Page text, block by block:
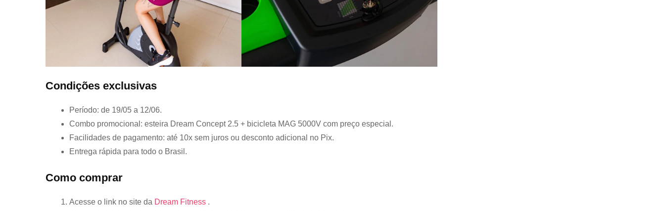
Condições exclusivas
Período: de 19/05 a 12/06.
Combo promocional: esteira Dream Concept 2.5 + bicicleta MAG 5000V com preço especial.
Facilidades de pagamento: até 10x sem juros ou desconto adicional no Pix.
Entrega rápida para todo o Brasil.
Como comprar
Acesse o link no site da Dream Fitness .